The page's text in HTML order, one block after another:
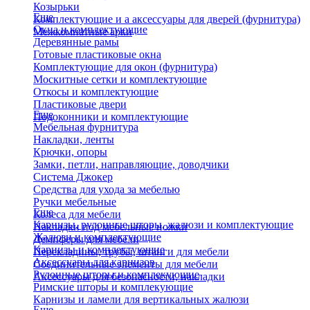
Козырьки
Комплектующие и а аксессуары для дверей (фурнитура)
Межкомнатные арки
Еще
Окна и комплектующие
Деревянные рамы
Готовые пластиковые окна
Комплектующие для окон (фурнитура)
Москитные сетки и комплектующие
Откосы и комплектующие
Пластиковые двери
Подоконники и комплектующие
Еще
Мебельная фурнитура
Накладки, ленты
Крючки, опоры
Замки, петли, направляющие, доводчики
Система Джокер
Средства для ухода за мебелью
Ручки мебельные
Колеса для мебели
Накладки под мебельные ножки
Демпферы для мебели
Перекладины, трубы, штанги для мебели
Соединительные элементы для мебели
Аксессуары для безопасности, накладки
Еще
Карнизы, рулонные шторы, жалюзи и комплектующие
Жалюзи и комплектующие
Карнизы и комплектующие
Аксессуары для карнизов
Рулонные шторы и комплекующие
Римские шторы и комплекующие
Карнизы и ламели для вертикальных жалюзи